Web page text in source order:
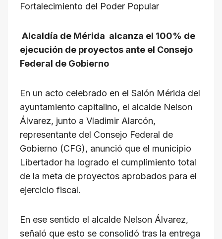
at
s
A
p
c
e
b
o
k
e
gr
a
m
e
a
d
s
ail p
y
Li
Fortalecimiento del Poder Popular
Alcaldía de Mérida alcanza el 100% de
ejecución de proyectos ante el Consejo
Federal de Gobierno
En un acto celebrado en el Salón Mérida del
ayuntamiento capitalino, el alcalde Nelson
Álvarez, junto a Vladimir Alarcón,
representante del Consejo Federal de
Gobierno (CFG), anunció que el municipio
Libertador ha logrado el cumplimiento total
de la meta de proyectos aprobados para el
ejercicio fiscal.
En ese sentido el alcalde Nelson Álvarez,
señaló que esto se consolidó tras la entrega